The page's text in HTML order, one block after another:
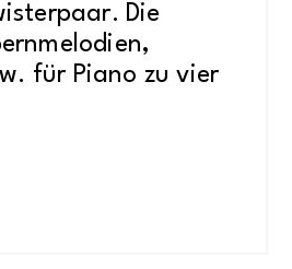
Die
für Piano zu vier